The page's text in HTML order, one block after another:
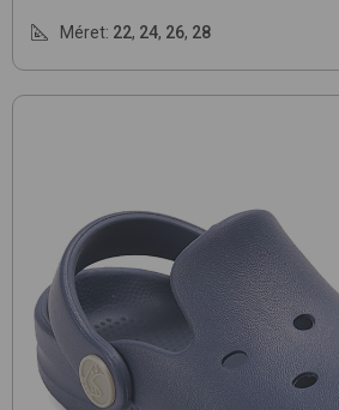
Méret: 22, 24, 26, 28